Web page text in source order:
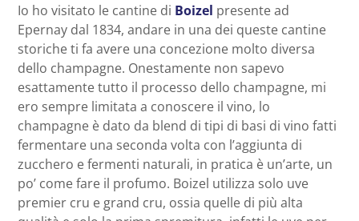
Io ho visitato le cantine di Boizel presente ad
Epernay dal 1834, andare in una dei queste cantine
storiche ti fa avere una concezione molto diversa
dello champagne. Onestamente non sapevo
esattamente tutto il processo dello champagne, mi
ero sempre limitata a conoscere il vino, lo
champagne è dato da blend di tipi di basi di vino fatti
fermentare una seconda volta con l’aggiunta di
zucchero e fermenti naturali, in pratica è un’arte, un
po’ come fare il profumo. Boizel utilizza solo uve
premier cru e grand cru, ossia quelle di più alta